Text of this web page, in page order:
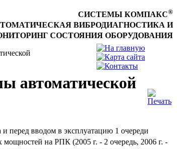
СИСТЕМЫ КОМПАКС®
ВИБРОДИАГНОСТИКА И
СОСТОЯНИЯ ОБОРУДОВАНИЯ
автоматической
перед вводом в эксплуатацию 1 очереди
на РПК (2005 г. - 2 очередь, 2006 г. -